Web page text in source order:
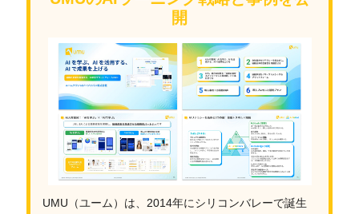
開
UMU（ユーム）は、2014年にシリコンバレーで誕生